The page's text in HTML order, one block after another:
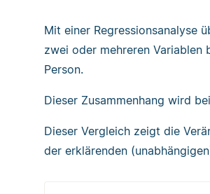
Mit einer Regressionsanalyse
zwei oder mehreren
Person.
Dieser Zusammenhang wird
Dieser Vergleich zeigt die
der erklärenden